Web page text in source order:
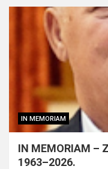
IN MEMORIAM
IN MEMORIAM –
1963–2026.